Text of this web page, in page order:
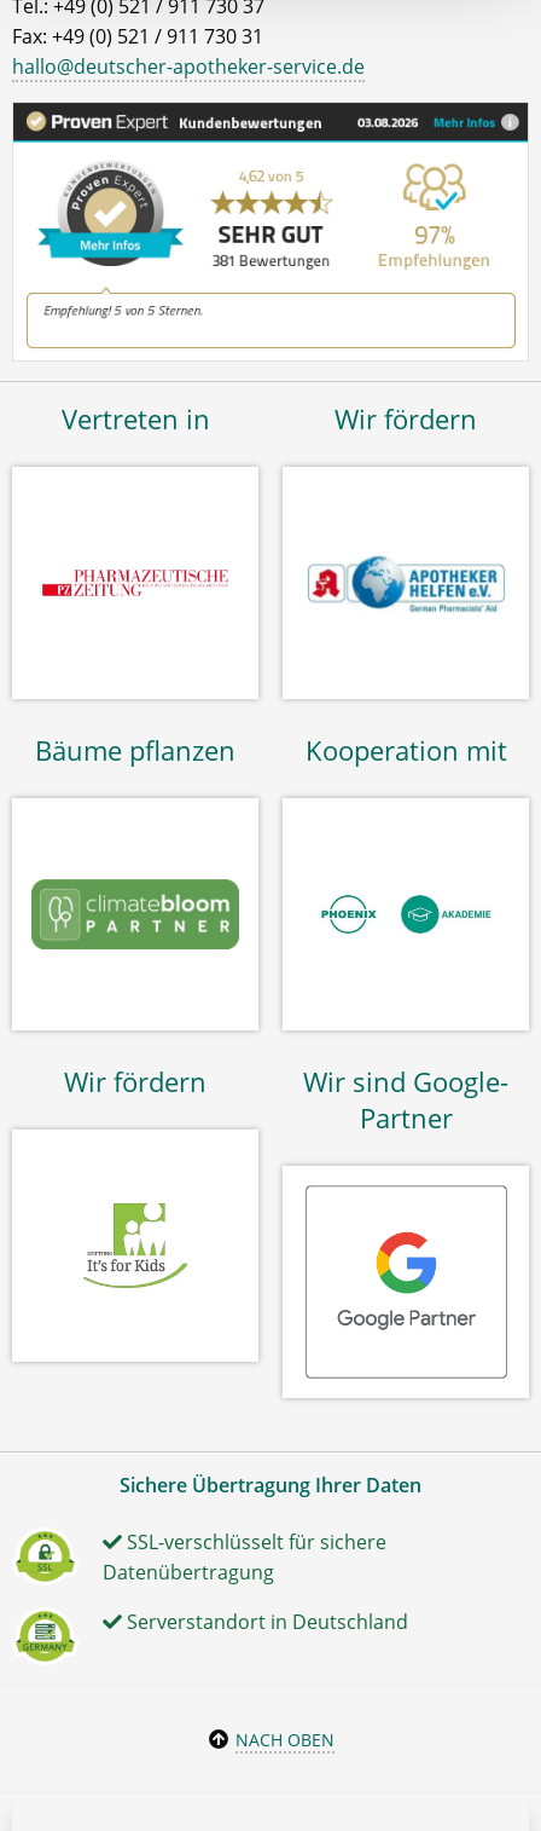
Tel.: +49 (0) 521 / 911 730 37
Fax: +49 (0) 521 / 911 730 31
hallo@deutscher-apotheker-service.de
Vertreten in Wir fördern
Bäume pflanzen Kooperation mit
Wir fördern
Wir sind Google-
Partner
Sichere Übertragung Ihrer Daten
SSL-verschlüsselt für sichere
Datenübertragung
Serverstandort in Deutschland
NACH OBEN